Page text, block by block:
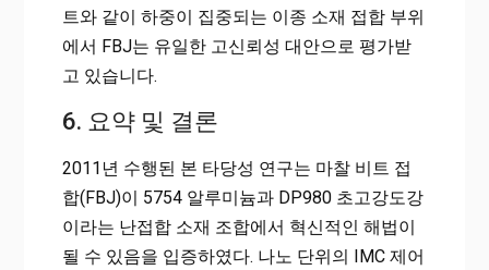
트와 같이 하중이 집중되는 이종 소재 접합 부위
에서 FBJ는 유일한 고신뢰성 대안으로 평가받
고 있습니다.
6. 요약 및 결론
2011년 수행된 본 타당성 연구는 마찰 비트 접
합(FBJ)이 5754 알루미늄과 DP980 초고강도강
이라는 난접합 소재 조합에서 혁신적인 해법이
될 수 있음을 입증하였다. 나노 단위의 IMC 제어